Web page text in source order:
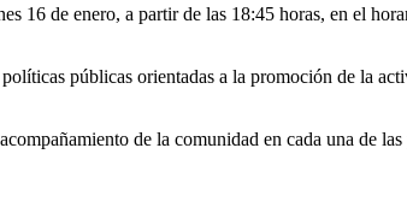
16 de enero, a partir de las 18:45 horas, en el
públicas orientadas a la promoción de la
de la comunidad en cada una de